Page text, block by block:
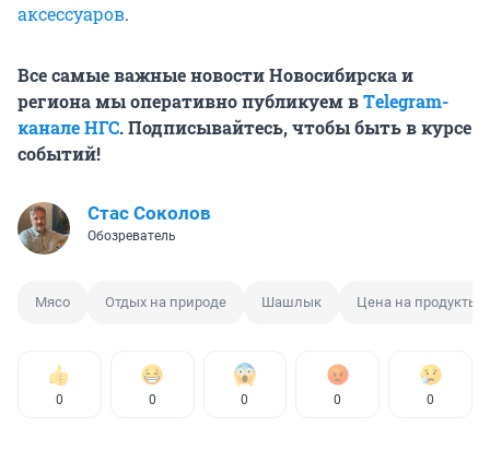
аксессуаров.
Все самые важные новости Новосибирска и
региона мы оперативно публикуем вТelegram-
канале НГС. Подписывайтесь, чтобы быть в курсе
событий!
Стас Соколов
Обозреватель
Мясо Отдых на природе Шашлык Цена на продукты
0 0 0 0 0